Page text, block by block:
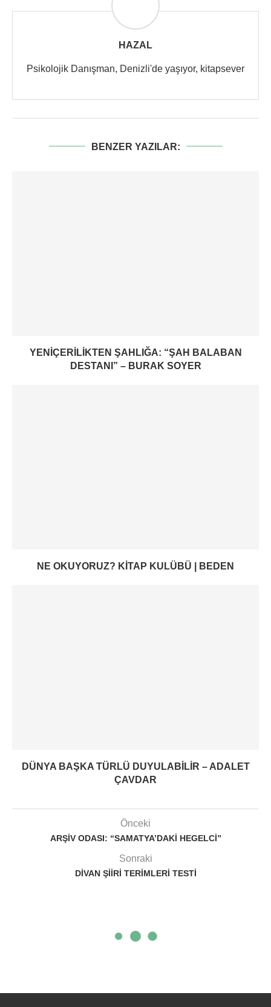
HAZAL
Psikolojik Danışman, Denizli'de yaşıyor, kitapsever
BENZER YAZILAR:
YENIÇERILIKTEN ŞAHLIĞA: “ŞAH BALABAN
DESTANI” – BURAK SOYER
NE OKUYORUZ? KITAP KULÜBÜ | BEDEN
DÜNYA BAŞKA TÜRLÜ DUYULABILIR – ADALET
ÇAVDAR
Önceki
ARŞIV ODASI: “SAMATYA’DAKI HEGELCI”
Sonraki
DIVAN ŞIIRI TERIMLERI TESTI